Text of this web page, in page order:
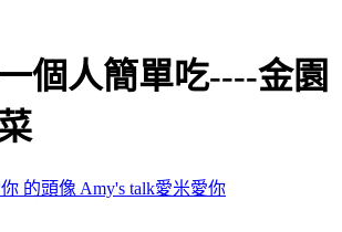
個人簡單吃----金園
Amy's talk愛米愛你